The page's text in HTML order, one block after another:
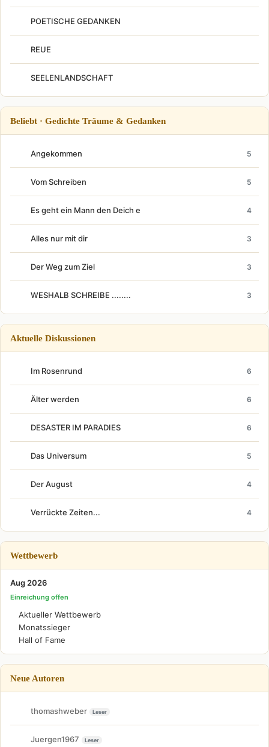
POETISCHE GEDANKEN
REUE
SEELENLANDSCHAFT
Beliebt · Gedichte Träume & Gedanken
Angekommen 5
Vom Schreiben 5
Es geht ein Mann den Deich e 4
Alles nur mit dir 3
Der Weg zum Ziel 3
WESHALB SCHREIBE ........ 3
Aktuelle Diskussionen
Im Rosenrund 6
Älter werden 6
DESASTER IM PARADIES 6
Das Universum 5
Der August 4
Verrückte Zeiten... 4
Wettbewerb
Aug 2026
Einreichung offen
Aktueller Wettbewerb
Monatssieger
Hall of Fame
Neue Autoren
thomashweber Leser
Juergen1967 Leser